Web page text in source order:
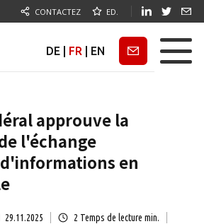
CONTACTEZ ED.
DE FR EN Newsletter
approuve la
l'échange
en
29.11.2025 2 Temps de lecture min.